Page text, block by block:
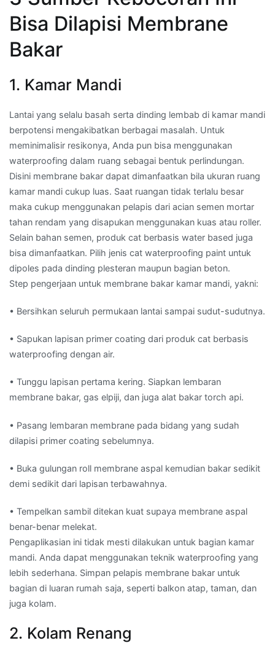
Bisa Dilapisi Membrane
Bakar
1. Kamar Mandi
Lantai yang selalu basah serta dinding lembab di kamar mandi
berpotensi mengakibatkan berbagai masalah. Untuk
meminimalisir resikonya, Anda pun bisa menggunakan
waterproofing dalam ruang sebagai bentuk perlindungan.
Disini membrane bakar dapat dimanfaatkan bila ukuran ruang
kamar mandi cukup luas. Saat ruangan tidak terlalu besar
maka cukup menggunakan pelapis dari acian semen mortar
tahan rendam yang disapukan menggunakan kuas atau roller.
Selain bahan semen, produk cat berbasis water based juga
bisa dimanfaatkan. Pilih jenis cat waterproofing paint untuk
dipoles pada dinding plesteran maupun bagian beton.
Step pengerjaan untuk membrane bakar kamar mandi, yakni:
• Bersihkan seluruh permukaan lantai sampai sudut-sudutnya.
• Sapukan lapisan primer coating dari produk cat berbasis
waterproofing dengan air.
• Tunggu lapisan pertama kering. Siapkan lembaran
membrane bakar, gas elpiji, dan juga alat bakar torch api.
• Pasang lembaran membrane pada bidang yang sudah
dilapisi primer coating sebelumnya.
• Buka gulungan roll membrane aspal kemudian bakar sedikit
demi sedikit dari lapisan terbawahnya.
• Tempelkan sambil ditekan kuat supaya membrane aspal
benar-benar melekat.
Pengaplikasian ini tidak mesti dilakukan untuk bagian kamar
mandi. Anda dapat menggunakan teknik waterproofing yang
lebih sederhana. Simpan pelapis membrane bakar untuk
bagian di luaran rumah saja, seperti balkon atap, taman, dan
juga kolam.
2. Kolam Renang